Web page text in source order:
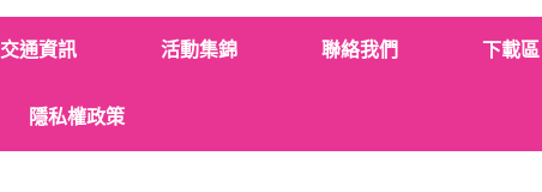
交通資訊 活動集錦 聯絡我們 下載區
隱私權政策